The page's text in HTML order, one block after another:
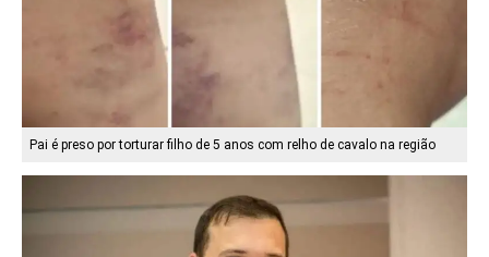
Pai é preso por torturar filho de 5 anos com relho de cavalo na região